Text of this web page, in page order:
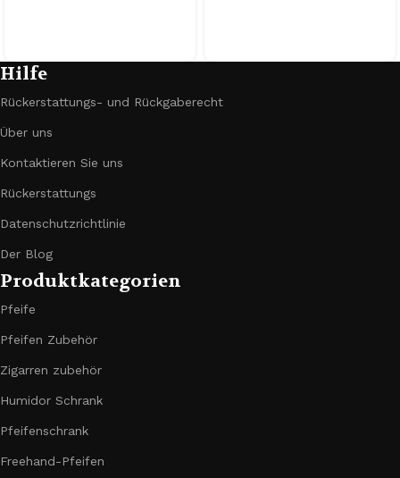
Hilfe
Rückerstattungs- und Rückgaberecht
Über uns
Kontaktieren Sie uns
Rückerstattungs
Datenschutzrichtlinie
Der Blog
Produktkategorien
Pfeife
Pfeifen Zubehör
Zigarren zubehör
Humidor Schrank
Pfeifenschrank
Freehand-Pfeifen